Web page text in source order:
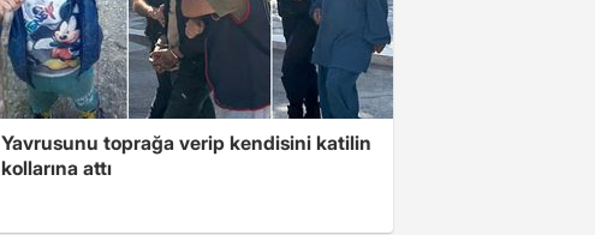
Yavrusunu toprağa verip kendisini katilin
kollarına attı